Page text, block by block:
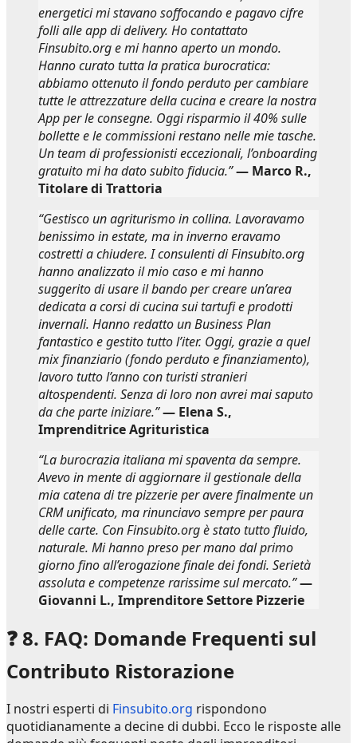
energetici mi stavano soffocando e pagavo cifre
folli alle app di delivery. Ho contattato
Finsubito.org e mi hanno aperto un mondo.
Hanno curato tutta la pratica burocratica:
abbiamo ottenuto il fondo perduto per cambiare
tutte le attrezzature della cucina e creare la nostra
App per le consegne. Oggi risparmio il 40% sulle
bollette e le commissioni restano nelle mie tasche.
Un team di professionisti eccezionali, l’onboarding
gratuito mi ha dato subito fiducia.”— Marco R.,
Titolare di Trattoria
“Gestisco un agriturismo in collina. Lavoravamo
benissimo in estate, ma in inverno eravamo
costretti a chiudere. I consulenti di Finsubito.org
hanno analizzato il mio caso e mi hanno
suggerito di usare il bando per creare un’area
dedicata a corsi di cucina sui tartufi e prodotti
invernali. Hanno redatto un Business Plan
fantastico e gestito tutto l’iter. Oggi, grazie a quel
mix finanziario (fondo perduto e finanziamento),
lavoro tutto l’anno con turisti stranieri
altospendenti. Senza di loro non avrei mai saputo
da che parte iniziare.”— Elena S.,
Imprenditrice Agrituristica
“La burocrazia italiana mi spaventa da sempre.
Avevo in mente di aggiornare il gestionale della
mia catena di tre pizzerie per avere finalmente un
CRM unificato, ma rinunciavo sempre per paura
delle carte. Con Finsubito.org è stato tutto fluido,
naturale. Mi hanno preso per mano dal primo
giorno fino all’erogazione finale dei fondi. Serietà
assoluta e competenze rarissime sul mercato.”—
Giovanni L., Imprenditore Settore Pizzerie
❓ 8. FAQ: Domande Frequenti sul
Contributo Ristorazione
I nostri esperti di Finsubito.org rispondono
quotidianamente a decine di dubbi. Ecco le risposte alle